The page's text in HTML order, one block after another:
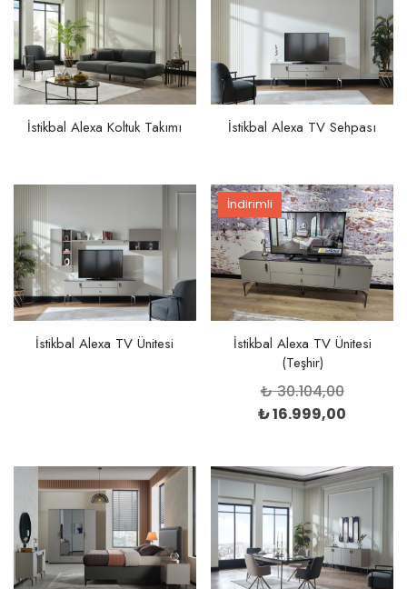
İstikbal Alexa Koltuk Takımı İstikbal Alexa TV Sehpası
İstikbal Alexa TV Ünitesi
İndirimli
İstikbal Alexa TV Ünitesi
(Teşhir)
₺30.104,00Orijinal
fiyat:
₺16.999,00
₺